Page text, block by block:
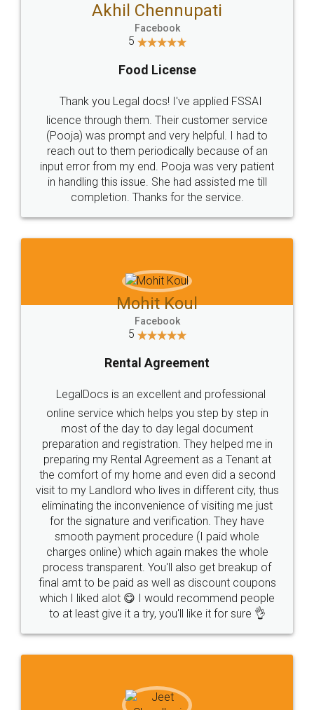
Akhil Chennupati
Facebook
5
Food License
Thank you Legal docs! I've applied FSSAI
licence through them. Their customer service
(Pooja) was prompt and very helpful. I had to
reach out to them periodically because of an
input error from my end. Pooja was very patient
in handling this issue. She had assisted me till
completion. Thanks for the service.
Mohit Koul
Facebook
5
Rental Agreement
LegalDocs is an excellent and professional
online service which helps you step by step in
most of the day to day legal document
preparation and registration. They helped me in
preparing my Rental Agreement as a Tenant at
the comfort of my home and even did a second
visit to my Landlord who lives in different city, thus
eliminating the inconvenience of visiting me just
for the signature and verification. They have
smooth payment procedure (I paid whole
charges online) which again makes the whole
process transparent. You'll also get breakup of
final amt to be paid as well as discount coupons
which I liked alot 😋 I would recommend people
to at least give it a try, you'll like it for sure 👌